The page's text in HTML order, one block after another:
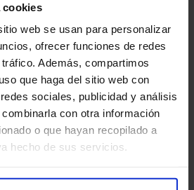
cookies
web se usan para personalizar
ofrecer funciones de redes
Además, compartimos
que haga del sitio web con
sociales, publicidad y análisis
con otra información
o que hayan recopilado a
hecho de sus servicios.